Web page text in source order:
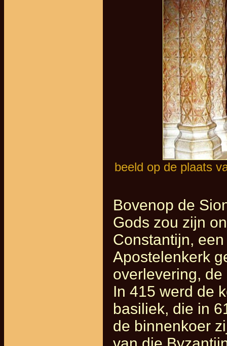
beeld op de plaats
Bovenop de
Gods zou zijn
Constantijn,
Apostelenkerk
overlevering,
In 415 werd de
basiliek, die in
de binnenkoer